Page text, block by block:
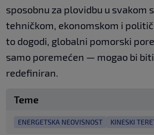
sposobnu za plovidbu u svakom
tehničkom, ekonomskom i
to dogodi, globalni pomorski
samo poremećen — mogao bi
redefiniran.
Teme
ENERGETSKA NEOVISNOST KINESKI